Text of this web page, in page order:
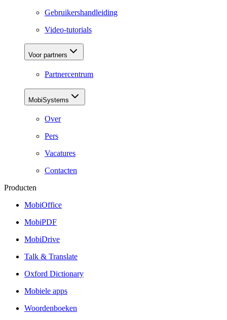
Gebruikershandleiding
Video-tutorials
Voor partners
Partnercentrum
MobiSystems
Over
Pers
Vacatures
Contacten
Producten
MobiOffice
MobiPDF
MobiDrive
Talk & Translate
Oxford Dictionary
Mobiele apps
Woordenboeken